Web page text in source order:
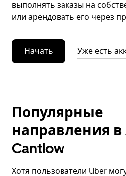
выполнять заказы на
или арендовать его через
Начать Уже есть
Популярные
направления в
Cantlow
Хотя пользователи Uber